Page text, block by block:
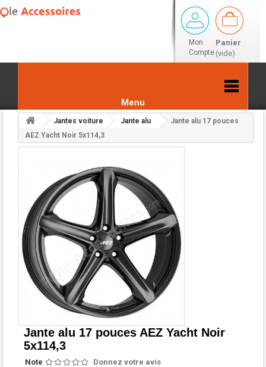
Mon
Compte
Panier
(vide)
Menu
Jantes voiture Jante alu
Jante alu 17 pouces
AEZ Yacht Noir 5x114,3
Jante alu 17 pouces AEZ Yacht Noir
5x114,3
Note Donnez votre avis